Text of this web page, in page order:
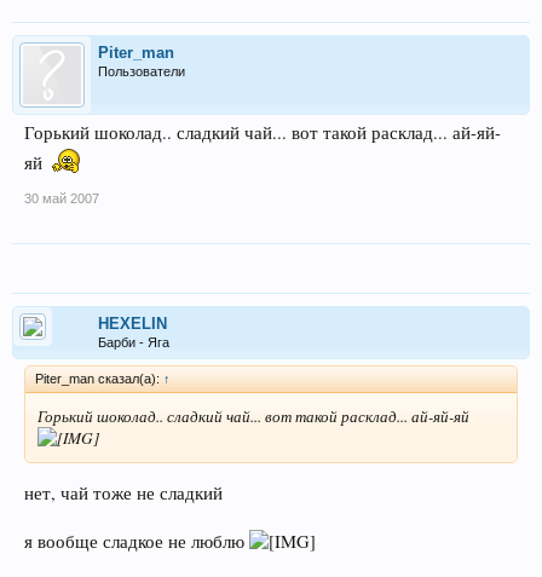
Piter_man
Пользователи
Горький шоколад.. сладкий чай... вот такой расклад... ай-яй-
яй
30 май 2007
HEXELIN
Барби - Яга
Piter_man сказал(а): ↑
Горький шоколад.. сладкий чай... вот такой расклад... ай-яй-яй
нет, чай тоже не сладкий
я вообще сладкое не люблю